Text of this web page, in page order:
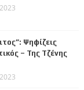
Ψηφίζεις
– Της Τζένης